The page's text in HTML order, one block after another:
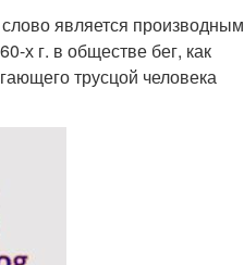
является производным
х г. в обществе бег, как
трусцой человека